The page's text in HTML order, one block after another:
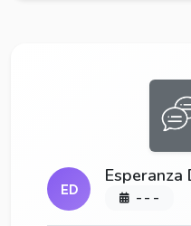
ED
Esperanza
- - -